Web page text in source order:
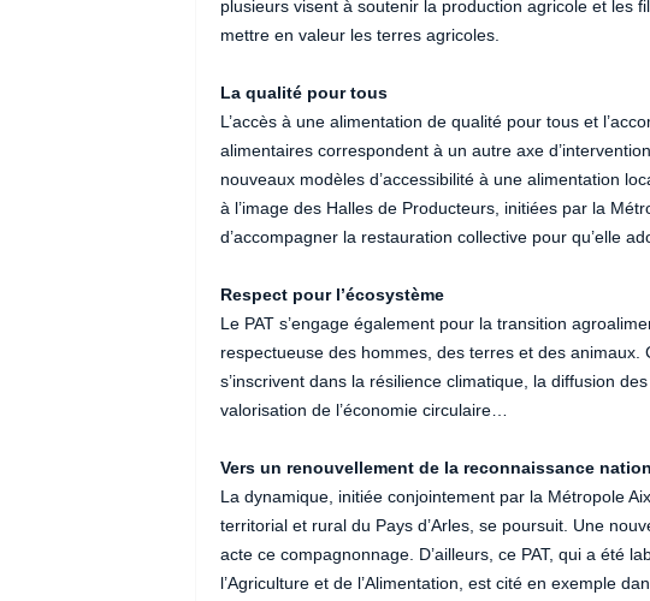
plusieurs visent à soutenir la production agricole et les
mettre en valeur les terres agricoles.
La qualité pour tous
L’accès à une alimentation de qualité pour tous et
alimentaires correspondent à un autre axe
nouveaux modèles d’accessibilité à une alimentation
à l’image des Halles de Producteurs, initiées par la
d’accompagner la restauration collective pour qu’elle
Respect pour l’écosystème
Le PAT s’engage également pour la transition
respectueuse des hommes, des terres et des animaux.
s’inscrivent dans la résilience climatique, la diffusion
valorisation de l’économie circulaire…
Vers un renouvellement de la reconnaissance
La dynamique, initiée conjointement par la Métropole
territorial et rural du Pays d’Arles, se poursuit. Une
acte ce compagnonnage. D’ailleurs, ce PAT, qui a été
l’Agriculture et de l’Alimentation, est cité en exemple